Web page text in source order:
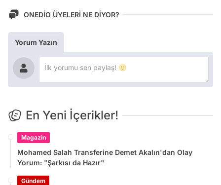
ONEDİO ÜYELERİ NE DİYOR?
Yorum Yazın
En Yeni İçerikler!
Magazin
Mohamed Salah Transferine Demet Akalın'dan Olay
Yorum: "Şarkısı da Hazır"
Gündem